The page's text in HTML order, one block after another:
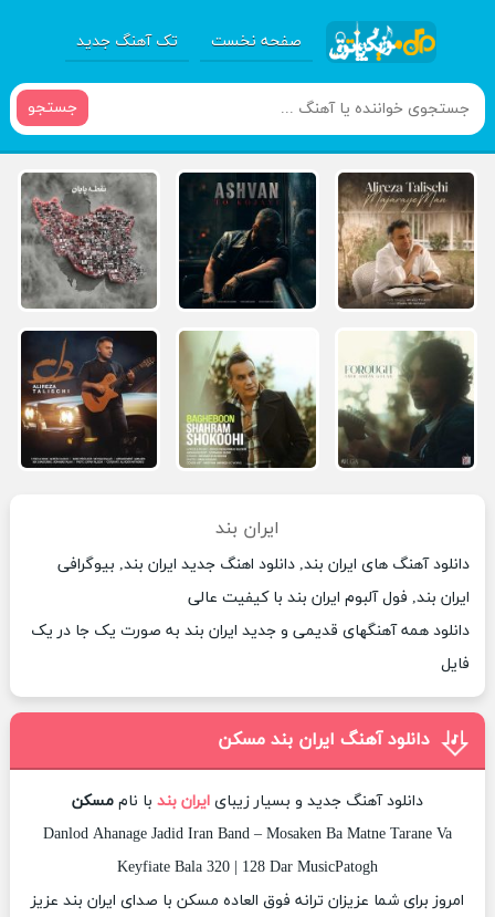
صفحه نخست تک آهنگ جدید
جستجو
ایران بند
دانلود آهنگ های ایران بند, دانلود اهنگ جدید ایران بند, بیوگرافی
ایران بند, فول آلبوم ایران بند با کیفیت عالی
دانلود همه آهنگهای قدیمی و جدید ایران بند به صورت یک جا در یک
فایل
دانلود آهنگ ایران بند مسکن
دانلود آهنگ جدید و بسیار زیبای ایران بند با نام مسکن
Danlod Ahanage Jadid Iran Band – Mosaken Ba Matne Tarane Va
Keyfiate Bala 320 | 128 Dar MusicPatogh
امروز برای شما عزیزان ترانه فوق العاده مسکن با صدای ایران بند عزیز